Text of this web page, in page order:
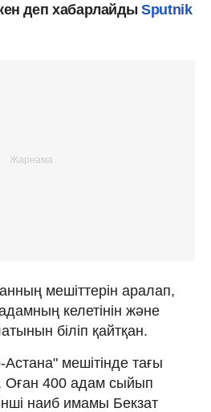
деп хабарлайдыSputnik
мешіттерін аралап,
келетінін және
біліп қайтқан.
мешітінде тағы
Оған 400 адам сыйып
наиб имамы Бекзат